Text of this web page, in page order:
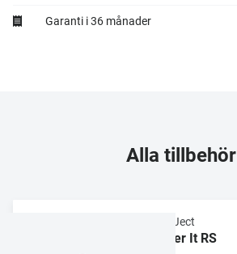
Garanti i 36 månader
Alla tillbehör
Pro-Ject
Cover It RS